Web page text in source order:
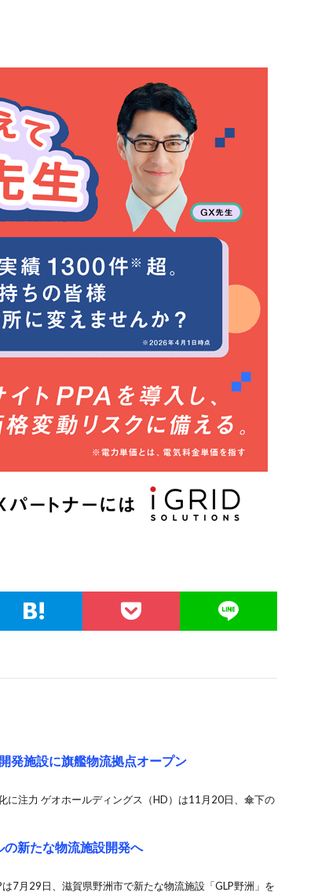
発施設に旗艦物流拠点オープン
注力 ゲオホールディングス（HD）は11月20日、傘下の
の新たな物流施設開発へ
7月29日、滋賀県野洲市で新たな物流施設「GLP野洲」を